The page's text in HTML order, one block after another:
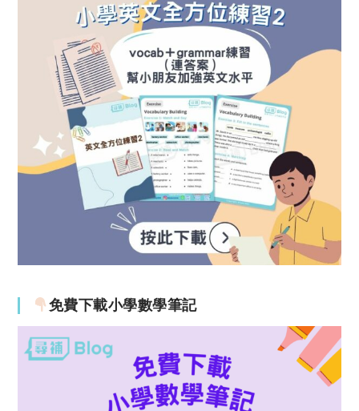
免費下載小學數學筆記